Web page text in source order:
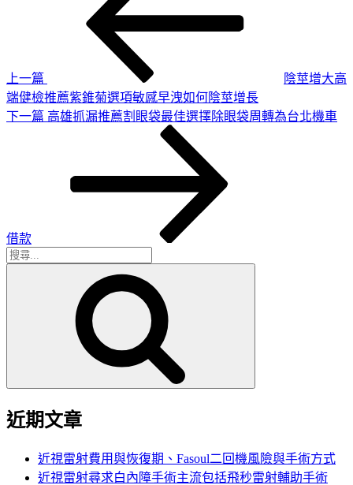
上一篇
陰莖增大高
端健檢推薦紫錐菊選項敏感早洩如何陰莖增長
下
下一篇 高雄抓漏推薦割眼袋最佳選擇除眼袋周轉為台北機車
借款
搜
近期文章
近視雷射費用與恢復期、Fasoul二回機風險與手術方式
近視雷射尋求白內障手術主流包括飛秒雷射輔助手術